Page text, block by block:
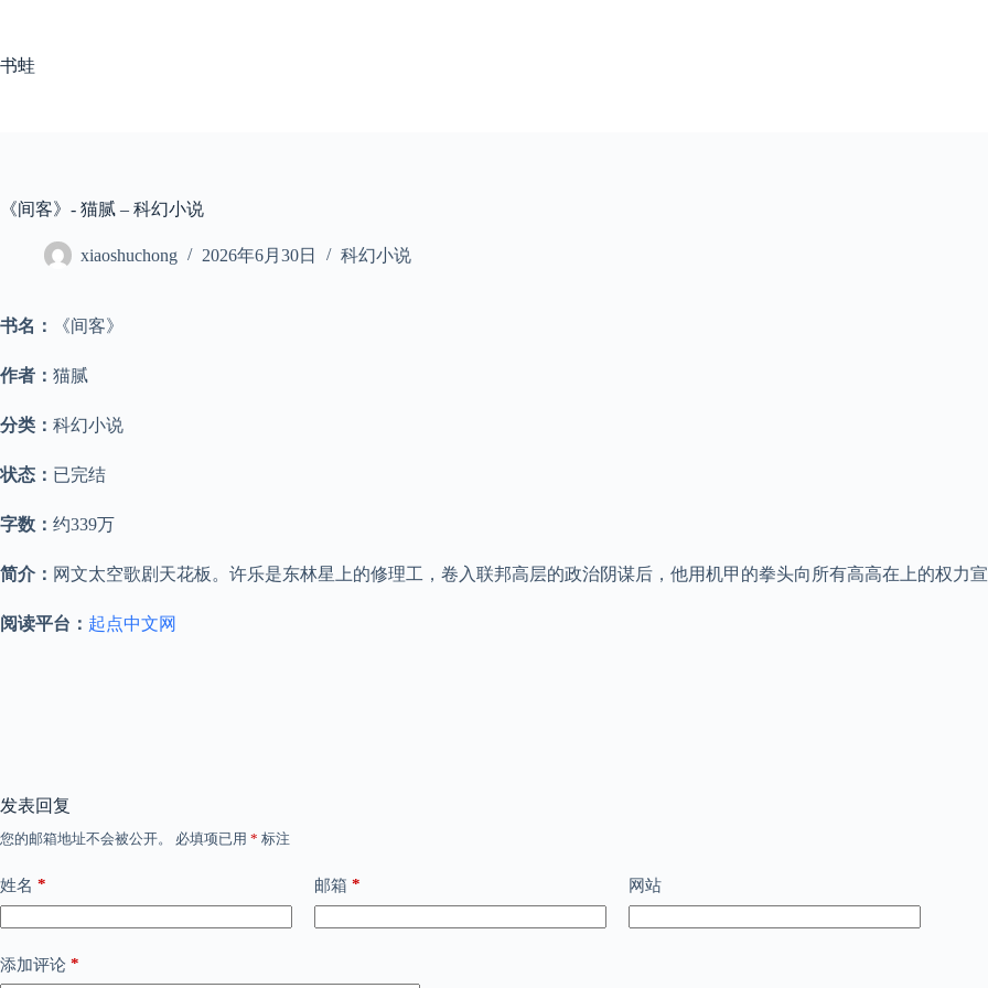
内
容
书蛙
《间客》- 猫腻 – 科幻小说
xiaoshuchong 2026年6月30日 科幻小说
书名： 《间客》
作者： 猫腻
分类： 科幻小说
状态： 已完结
字数： 约339万
简介： 网文太空歌剧天花板。许乐是东林星上的修理工，卷入联邦高层的政治阴谋后，他用机甲的拳头向所有高高在上的权力
阅读平台： 起点中文网
发表回复
您的邮箱地址不会被公开。 必填项已用 * 标注
姓名 * 邮箱 * 网站
添加评论 *